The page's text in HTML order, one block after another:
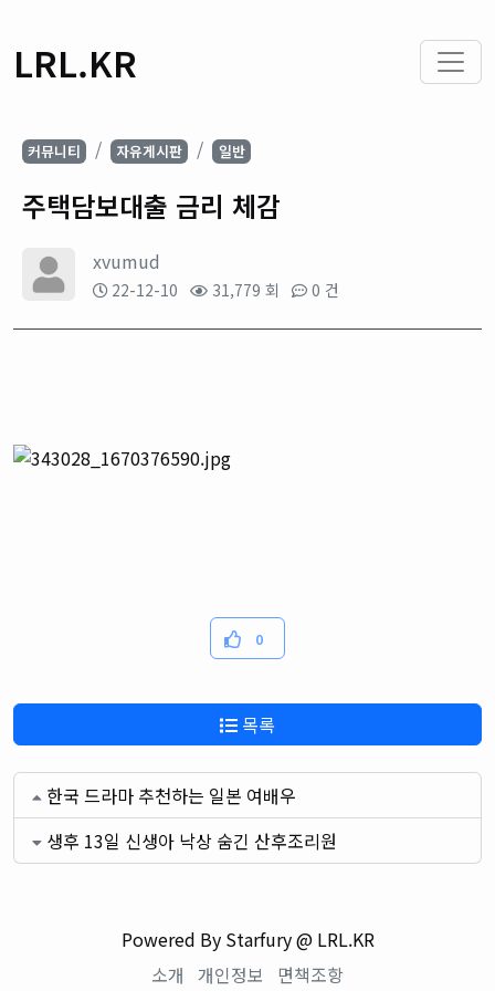
LRL.KR
커뮤니티 자유게시판 일반
주택담보대출 금리 체감
xvumud
22-12-10 31,779 회 0 건
0
목록
한국 드라마 추천하는 일본 여배우
생후 13일 신생아 낙상 숨긴 산후조리원
Powered By Starfury @ LRL.KR
소개 개인정보 면책조항